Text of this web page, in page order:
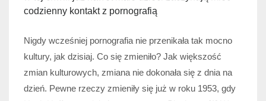
codzienny kontakt z pornografią
Nigdy wcześniej pornografia nie przenikała tak mocno
kultury, jak dzisiaj. Co się zmieniło? Jak większość
zmian kulturowych, zmiana nie dokonała się z dnia na
dzień. Pewne rzeczy zmieniły się już w roku 1953, gdy